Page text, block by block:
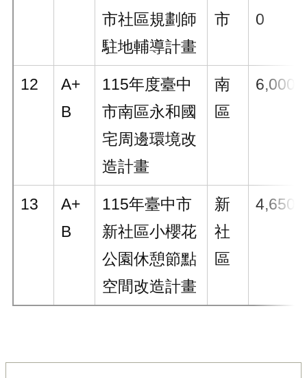
市社區規劃師
駐地輔導計畫
市
0
12
A+
B
115年度臺中
市南區永和國
宅周邊環境改
造計畫
南
區
6,000
13
A+
B
115年臺中市
新社區小櫻花
公園休憩節點
空間改造計畫
新
社
區
4,650